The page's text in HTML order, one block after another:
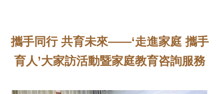
攜手同行 共育未來——‘走進家庭 攜手
育人’大家訪活動暨家庭教育咨詢服務